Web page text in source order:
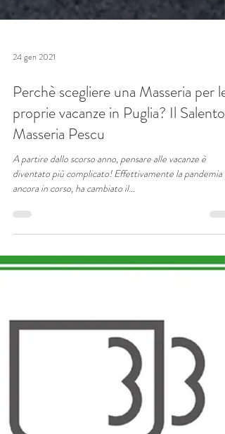
Perchè scegliere una Masseria per le
proprie vacanze in Puglia? Il Salento e
Masseria Pescu
diventato più complicato! Effettivamente la pandemia
ancora in corso, ha cambiato il...